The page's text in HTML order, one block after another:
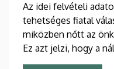
Az idei felvételi
tehetséges fiatal
miközben nőtt az
Ez azt jelzi, hogy a
diplomát valódi